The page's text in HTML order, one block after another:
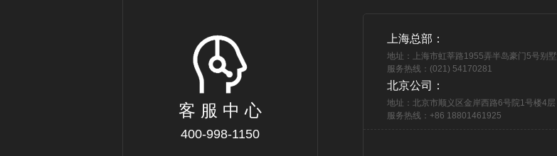
客 服 中 心
400-998-1150
上海总部：
地址：上海市虹莘路1955弄半岛豪门5号别墅
服务热线：(021) 54170281
北京公司：
地址：北京市顺义区金岸西路6号院1号楼4层
服务热线：+86 18801461925